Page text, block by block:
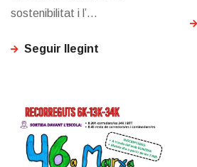
sostenibilitat i l’...
Seguir llegint